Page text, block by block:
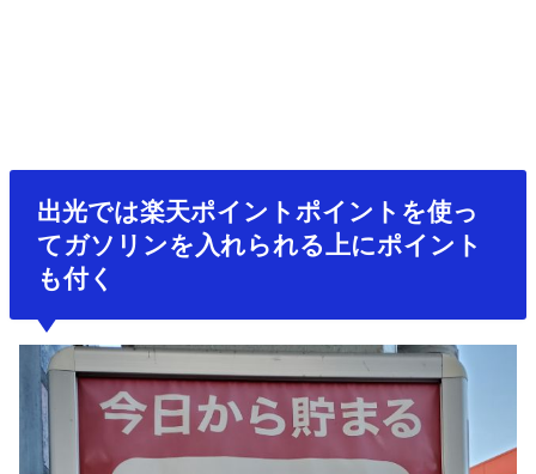
出光では楽天ポイントポイントを使っ
てガソリンを入れられる上にポイント
も付く